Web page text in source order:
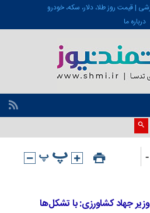
| قیمت روز طلا، دلار، سکه، خودرو
درباره ما
-
جهاد کشاورزی: با تشکل‌ها